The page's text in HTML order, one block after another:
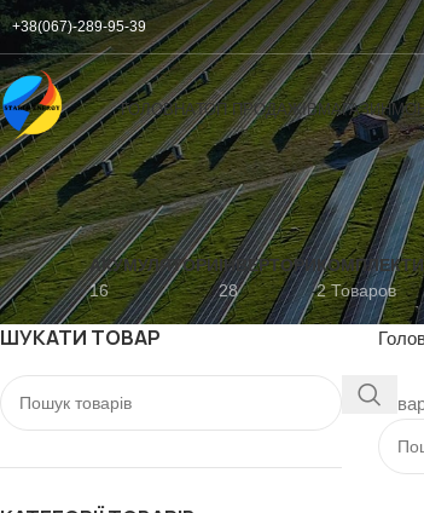
+38(067)-289-95-39
ГОЛОВНАТОП ПРОДАЖІВМАГАЗИН
АКУМУЛЯТОРИ
16
ІНВЕРТОРИ
28
2 Товаров
ШУКАТИ ТОВАР